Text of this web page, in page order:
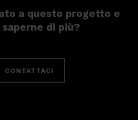
a questo progetto e
di più?
CONTATTACI